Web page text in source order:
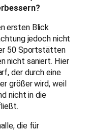
ersten Blick
jedoch nicht
50 Sportstätten
nicht saniert. Hier
der durch eine
größer wird, weil
nicht in die
die für